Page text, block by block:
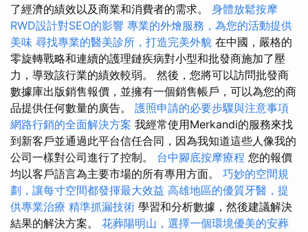
了經濟的績效以及商業和消費者的需求。 身體放鬆按摩
RWD設計對SEO的影響 專業的外燴服務，為您的活動提供
美味 尋找專業的醫美診所，打造完美外貌 在中國，嚴格的
零旋轉戰略和連續的護理鏈疾病對小型和批發商施加了壓
力，導致該行業的績效較弱。 然後，您將可以訪問批發商
數據庫出版銷售報價，並擁有一個銷售帳戶，可以為您的商
品提供任何數量的廣告。 護照申請的必要步驟與注意事項
網路行銷的全面解決方案 我經常使用Merkandi的服務來找
到新客戶並通過此平台信任合同，因為我知道這些人像我的
公司一樣對公司進行了控制。 台中腳底按摩療程 您的報價
均以客戶語言為主要市場的所有專用方面。 巧妙的空間規
劃，讓每寸空間都發揮最大效益 高雄地區的優質牙醫，提
供專業治療 精準抓漏技術 學習和分析數據，然後建議解決
結果的解決方案。 花葬陽明山，選擇一個環境優美的安葬